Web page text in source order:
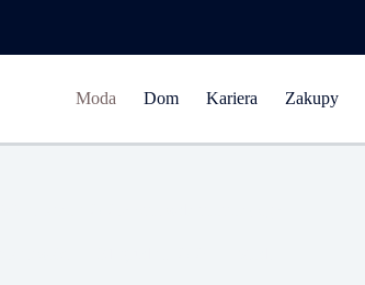
Moda Dom Kariera Zakupy